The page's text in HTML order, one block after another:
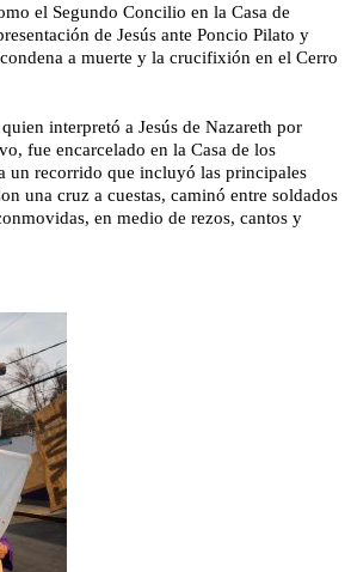
el Segundo Concilio en la Casa de
de Jesús ante Poncio Pilato y
a muerte y la crucifixión en el Cerro
interpretó a Jesús de Nazareth por
fue encarcelado en la Casa de los
un recorrido que incluyó las principales
una cruz a cuestas, caminó entre soldados
en medio de rezos, cantos y